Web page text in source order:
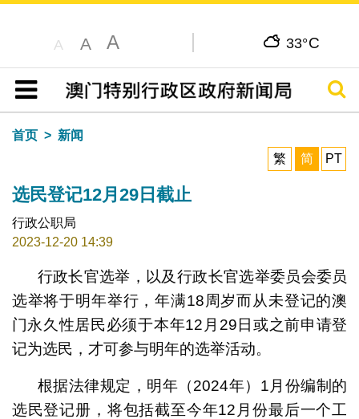
A A A 33°C
目录
搜寻
首页
新闻
繁
简 PT
选民登记12月29日截止
行政公职局
2023-12-20 14:39
行政长官选举，以及行政长官选举委员会委员
选举将于明年举行，年满18周岁而从未登记的澳
门永久性居民必须于本年12月29日或之前申请登
记为选民，才可参与明年的选举活动。
根据法律规定，明年（2024年）1月份编制的
选民登记册，将包括截至今年12月份最后一个工